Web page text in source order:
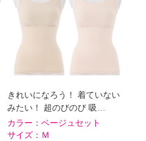
きれいになろう！ 着ていない
みたい！ 超のびのび 吸…
カラー： ベージュセット
サイズ： Ｍ